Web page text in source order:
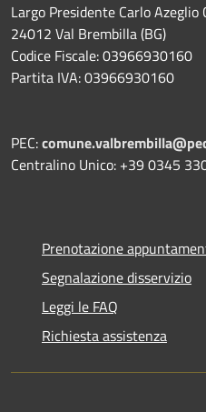
Largo Presidente Carlo Azeglio
24012 Val Brembilla (BG)
Codice Fiscale: 03966930160
Partita IVA: 03966930160
PEC:
Centralino Unico: +39 0345
Prenotazione
Segnalazione disservizio
Leggi le FAQ
Richiesta assistenza